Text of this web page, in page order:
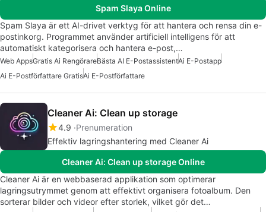
Spam Slaya Online
Spam Slaya är ett AI-drivet verktyg för att hantera och rensa din e-
postinkorg. Programmet använder artificiell intelligens för att
automatiskt kategorisera och hantera e-post,…
Web AppsGratis Ai RengörareBästa AI E-PostassistentAi E-Postapp
Ai E-Postförfattare GratisAi E-Postförfattare
Cleaner Ai: Clean up storage
4.9 Prenumeration
Effektiv lagringshantering med Cleaner Ai
Cleaner Ai: Clean up storage Online
Cleaner Ai är en webbaserad applikation som optimerar
lagringsutrymmet genom att effektivt organisera fotoalbum. Den
sorterar bilder och videor efter storlek, vilket gör det…